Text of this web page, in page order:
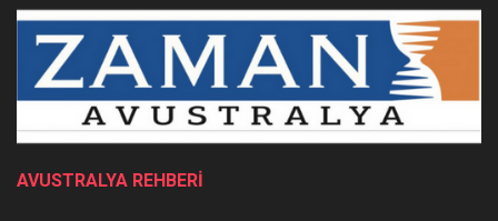
AVUSTRALYA REHBERİ